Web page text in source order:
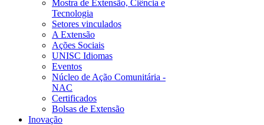
Mostra de Extensão, Ciência e
Tecnologia
Setores vinculados
A Extensão
Ações Sociais
UNISC Idiomas
Eventos
Núcleo de Ação Comunitária -
NAC
Certificados
Bolsas de Extensão
Inovação